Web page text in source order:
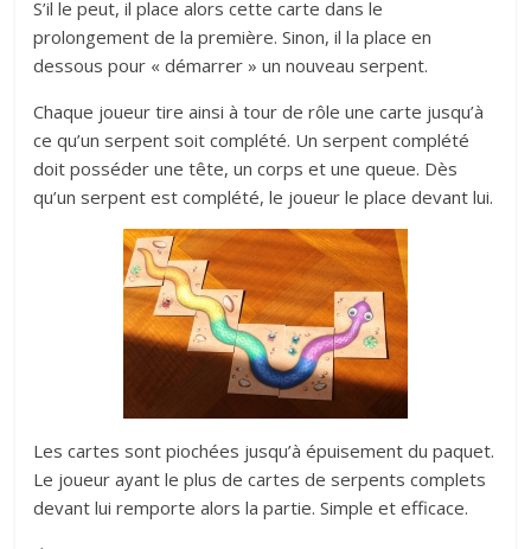
S’il le peut, il place alors cette carte dans le
prolongement de la première. Sinon, il la place en
dessous pour « démarrer » un nouveau serpent.
Chaque joueur tire ainsi à tour de rôle une carte jusqu’à
ce qu’un serpent soit complété. Un serpent complété
doit posséder une tête, un corps et une queue. Dès
qu’un serpent est complété, le joueur le place devant lui.
Les cartes sont piochées jusqu’à épuisement du paquet.
Le joueur ayant le plus de cartes de serpents complets
devant lui remporte alors la partie. Simple et efficace.